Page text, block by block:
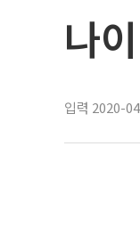
나
입력 2020-